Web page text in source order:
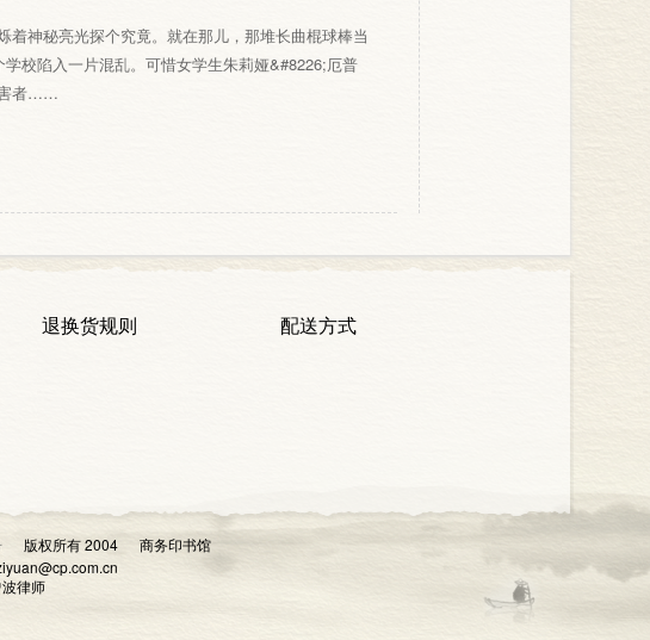
神秘亮光探个究竟。就在那儿，那堆长曲棍球棒当
校陷入一片混乱。可惜女学生朱莉娅&#8226;厄普
害者……
退换货规则 配送方式
版权所有 2004 商务印书馆
律师